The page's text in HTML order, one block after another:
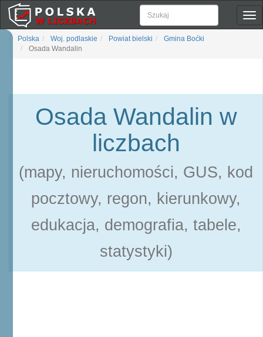
Polska Woj. podlaskie Powiat bielski
Gmina Boćki
Osada Wandalin
Osada Wandalin w
liczbach
(mapy, nieruchomości, GUS, kod
pocztowy, regon, kierunkowy,
edukacja, demografia, tabele,
statystyki)